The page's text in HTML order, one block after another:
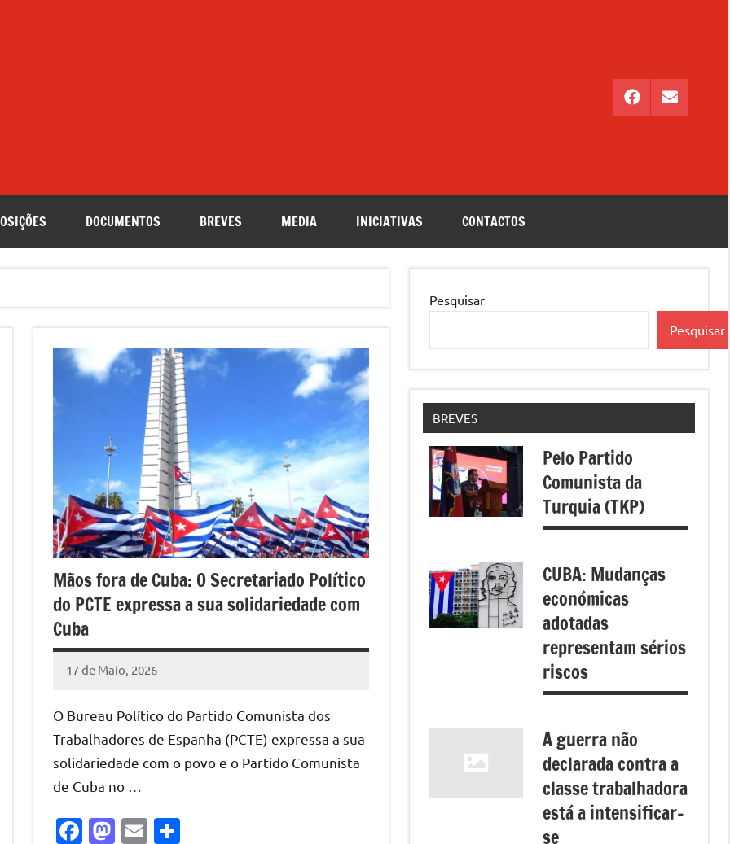
Facebook
Email
DOCUMENTOS BREVES MEDIA INICIATIVAS CONTACTOS
Mãos fora de Cuba: O Secretariado Político
do PCTE expressa a sua solidariedade com
Cuba
17 de Maio, 2026
Pedro
O Bureau Político do Partido Comunista dos
Trabalhadores de Espanha (PCTE) expressa a sua
solidariedade com o povo e o Partido Comunista
de Cuba no …
Facebook
Mastodon
Email
Pesquisar
Pesquisar
BREVES
Pelo Partido
Comunista da
Turquia (TKP)
CUBA: Mudanças
económicas
adotadas
representam sérios
riscos
A guerra não
declarada contra a
classe trabalhadora
está a intensificar-
se